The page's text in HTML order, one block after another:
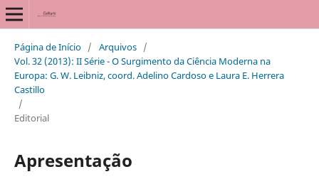
Página de Início / Arquivos /
Vol. 32 (2013): II Série - O Surgimento da Ciência Moderna na
Europa: G. W. Leibniz, coord. Adelino Cardoso e Laura E. Herrera
Castillo
/
Editorial
Apresentação